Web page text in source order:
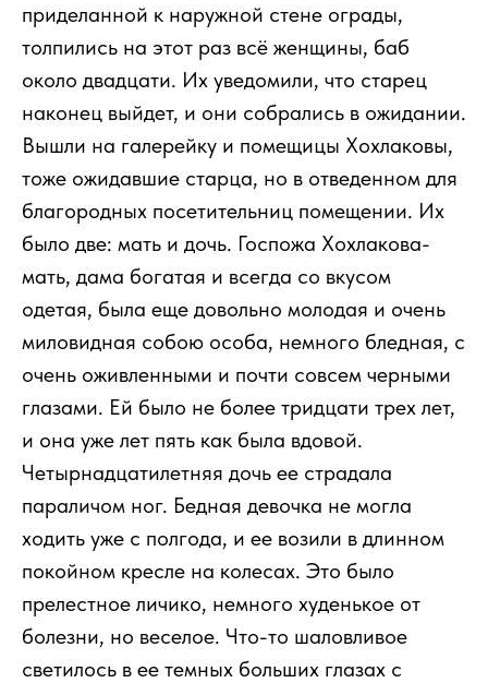
приделанной к наружной стене ограды,
толпились на этот раз всё женщины, баб
около двадцати. Их уведомили, что старец
наконец выйдет, и они собрались в ожидании.
Вышли на галерейку и помещицы Хохлаковы,
тоже ожидавшие старца, но в отведенном для
благородных посетительниц помещении. Их
было две: мать и дочь. Госпожа Хохлакова-
мать, дама богатая и всегда со вкусом
одетая, была еще довольно молодая и очень
миловидная собою особа, немного бледная, с
очень оживленными и почти совсем черными
глазами. Ей было не более тридцати трех лет,
и она уже лет пять как была вдовой.
Четырнадцатилетняя дочь ее страдала
параличом ног. Бедная девочка не могла
ходить уже с полгода, и ее возили в длинном
покойном кресле на колесах. Это было
прелестное личико, немного худенькое от
болезни, но веселое. Что-то шаловливое
светилось в ее темных больших глазах с